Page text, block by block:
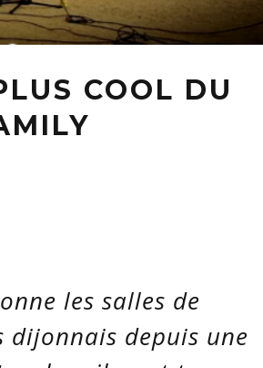
COOL DU
les salles de
dijonnais depuis une